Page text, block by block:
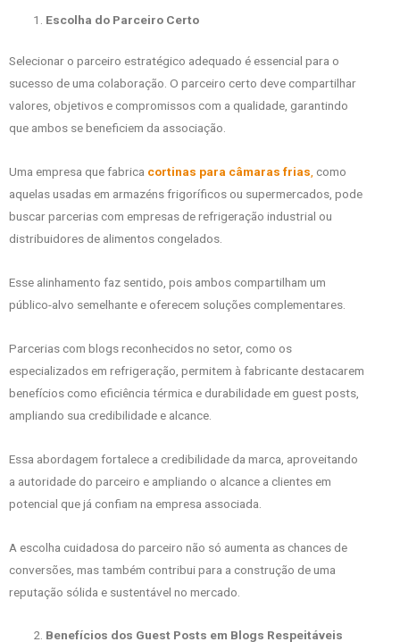
Escolha do Parceiro Certo
Selecionar o parceiro estratégico adequado é essencial para o
sucesso de uma colaboração. O parceiro certo deve compartilhar
valores, objetivos e compromissos com a qualidade, garantindo
que ambos se beneficiem da associação.
Uma empresa que fabrica cortinas para câmaras frias como
aquelas usadas em armazéns frigoríficos ou supermercados, pode
buscar parcerias com empresas de refrigeração industrial ou
distribuidores de alimentos congelados.
Esse alinhamento faz sentido, pois ambos compartilham um
público-alvo semelhante e oferecem soluções complementares.
Parcerias com blogs reconhecidos no setor, como os
especializados em refrigeração, permitem à fabricante destacarem
benefícios como eficiência térmica e durabilidade em guest posts,
ampliando sua credibilidade e alcance.
Essa abordagem fortalece a credibilidade da marca, aproveitando
a autoridade do parceiro e ampliando o alcance a clientes em
potencial que já confiam na empresa associada.
A escolha cuidadosa do parceiro não só aumenta as chances de
conversões, mas também contribui para a construção de uma
reputação sólida e sustentável no mercado.
Benefícios dos Guest Posts em Blogs Respeitáveis